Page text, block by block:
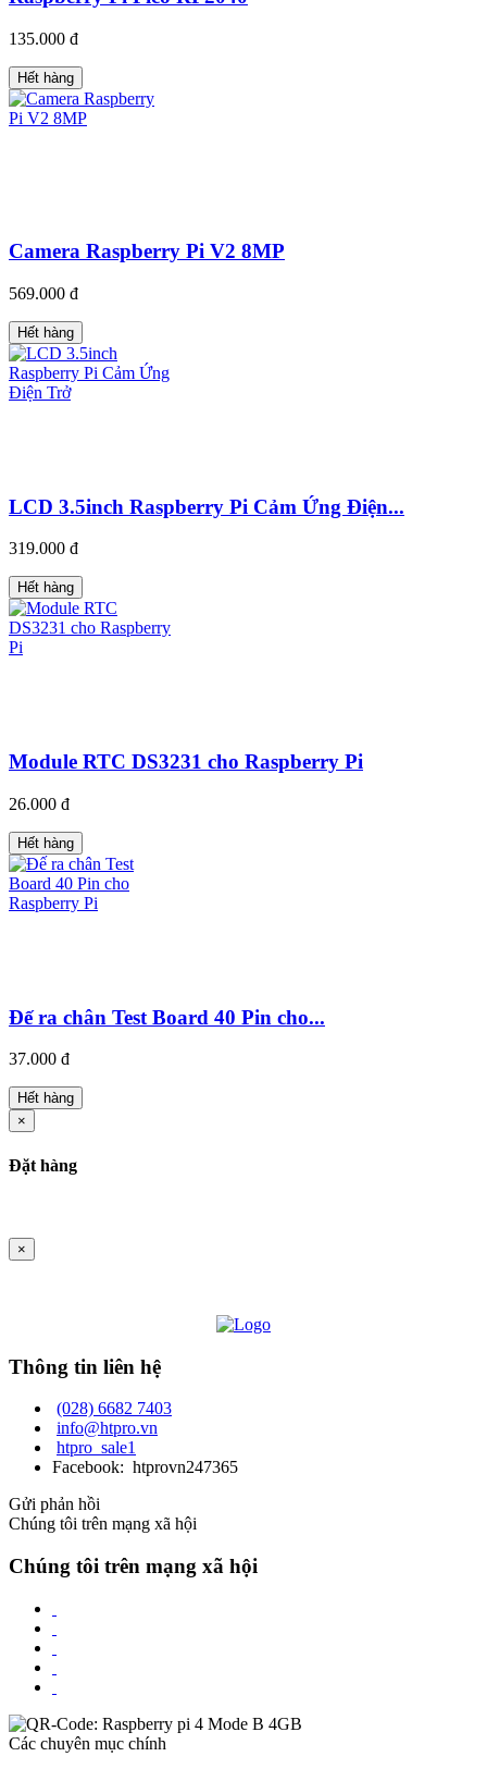
135.000 đ
Hết hàng
Camera Raspberry Pi V2 8MP
569.000 đ
Hết hàng
LCD 3.5inch Raspberry Pi Cảm Ứng Điện...
319.000 đ
Hết hàng
Module RTC DS3231 cho Raspberry Pi
26.000 đ
Hết hàng
Đế ra chân Test Board 40 Pin cho...
37.000 đ
Hết hàng
×
Đặt hàng
×
Thông tin liên hệ
(028) 6682 7403
info@htpro.vn
htpro_sale1
Facebook: htprovn247365
Gửi phản hồi
Chúng tôi trên mạng xã hội
Chúng tôi trên mạng xã hội
Các chuyên mục chính